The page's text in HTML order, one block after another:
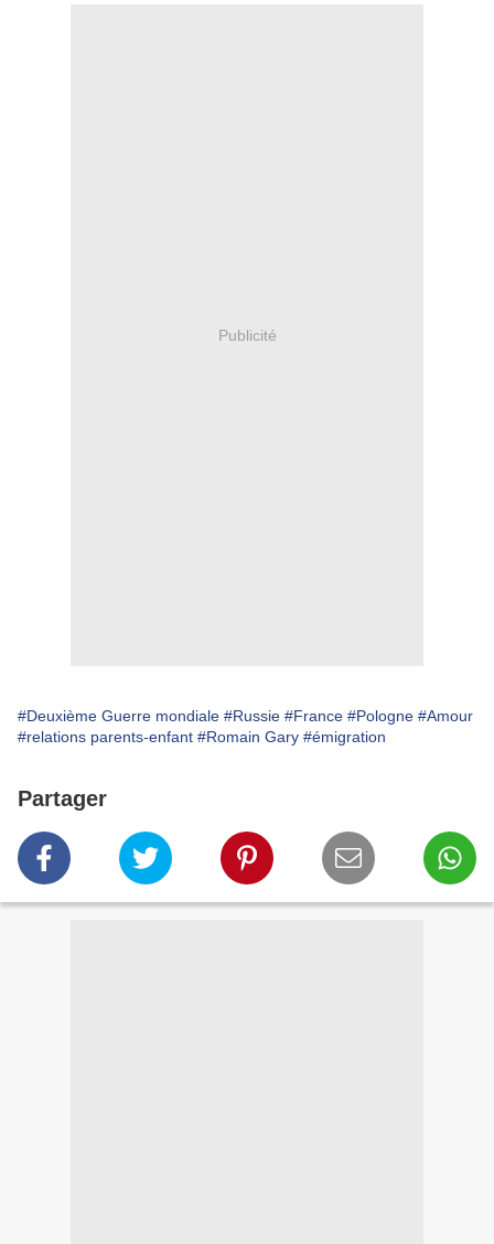
Publicité
#Deuxième Guerre mondiale #Russie #France #Pologne #Amour
#relations parents-enfant #Romain Gary #émigration
Partager